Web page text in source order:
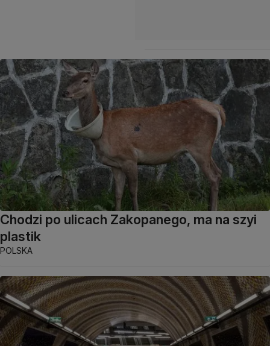
Chodzi po ulicach Zakopanego, ma na szyi
plastik
POLSKA